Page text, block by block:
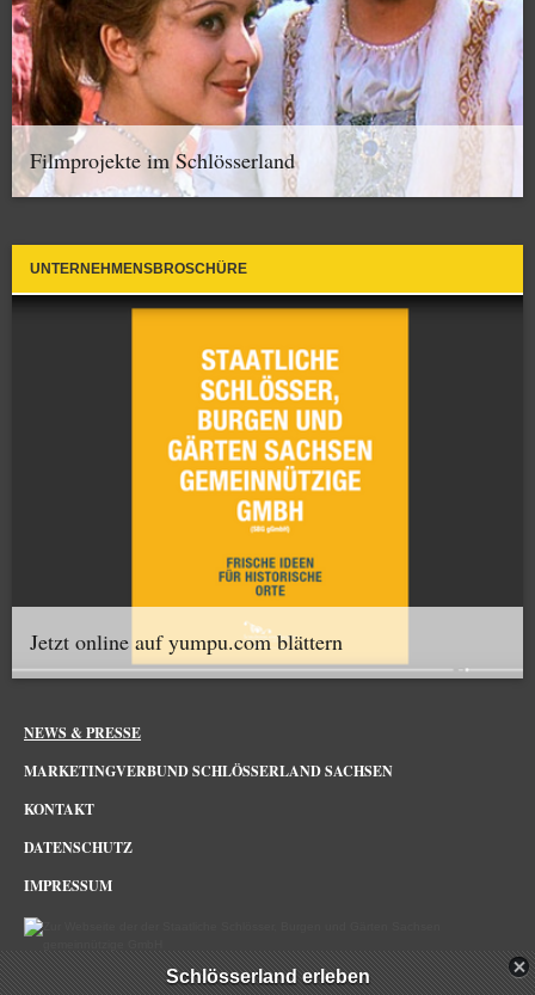
Filmprojekte im Schlösserland
UNTERNEHMENSBROSCHÜRE
Jetzt online auf yumpu.com blättern
NEWS & PRESSE
MARKETINGVERBUND SCHLÖSSERLAND SACHSEN
KONTAKT
DATENSCHUTZ
IMPRESSUM
Schlösserland erleben